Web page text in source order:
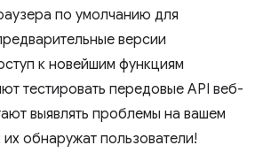
по умолчанию для
версии
к новейшим функциям
тестировать передовые API веб-
выявлять проблемы на вашем
их обнаружат пользователи!